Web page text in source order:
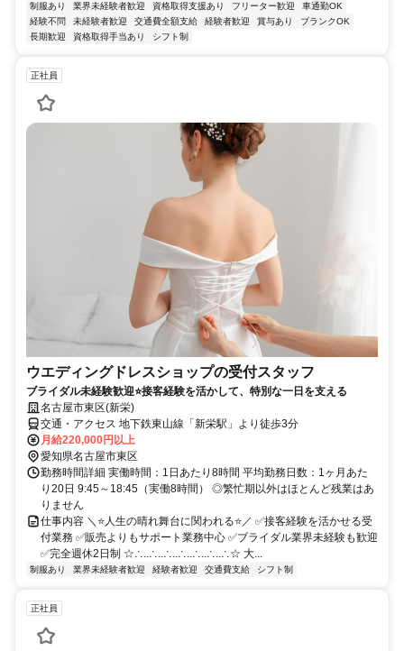
制服あり 業界未経験者歓迎 資格取得支援あり フリーター歓迎
車通勤OK
経験不問
未経験者歓迎 交通費全額支給 経験者歓迎 賞与あり
ブランクOK
長期歓迎
資格取得手当あり シフト制
正社員
ウエディングドレスショップの受付スタッフ
ブライダル未経験歓迎⭐接客経験を活かして、特別な一日を支える
名古屋市東区(新栄)
交通・アクセス 地下鉄東山線「新栄駅」より徒歩3分
月給220,000円以上
愛知県名古屋市東区
勤務時間詳細 実働時間：1日あたり8時間 平均勤務日数：1ヶ月あた
り20日 9:45～18:45（実働8時間） ◎繁忙期以外はほとんど残業はあ
りません
仕事内容 ＼⭐人生の晴れ舞台に関われる⭐／ ✅接客経験を活かせる受
付業務 ✅販売よりもサポート業務中心 ✅ブライダル業界未経験も歓迎
✅完全週休2日制 ☆∴..∴..∴..∴..∴..∴..∴☆ 大...
制服あり 業界未経験者歓迎 経験者歓迎 交通費支給 シフト制
正社員